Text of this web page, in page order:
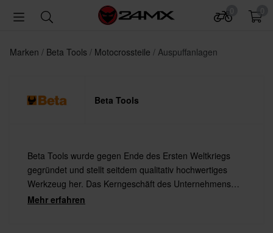
Marken Beta Tools Motocrossteile Auspuffanlagen
Beta Tools
Beta Tools wurde gegen Ende des Ersten Weltkriegs
gegründet und stellt seitdem qualitativ hochwertiges
Werkzeug her. Das Kerngeschäft des Unternehmens
bildet seit dem Zweiten Weltkrieg die Herstellung
Mehr erfahren